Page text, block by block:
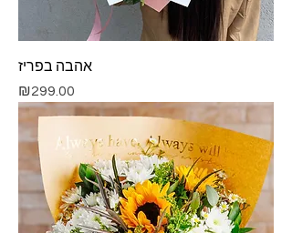
אהבה בפריז
Price
₪299.00